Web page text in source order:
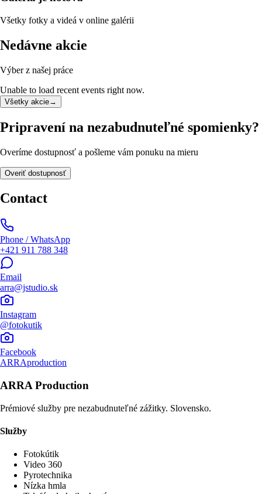
Všetky fotky a videá v online galérii
Nedávne akcie
Výber z našej práce
Unable to load recent events right now.
Všetky akcie→
Pripravení na nezabudnuteľné spomienky?
Overíme dostupnosť a pošleme vám ponuku na mieru
Overiť dostupnosť
Contact
Phone / WhatsApp
+421 911 788 348
Email
arra@jstudio.sk
Instagram
@fotokutik
Facebook
ARRAproduction
ARRA Production
Prémiové služby pre nezabudnuteľné zážitky. Slovensko.
Služby
Fotokútik
Video 360
Pyrotechnika
Nízka hmla